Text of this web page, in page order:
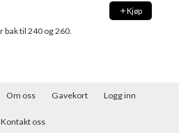
Kjøp
til 240 og 260.
Om oss Gavekort Logg inn
Kontakt oss